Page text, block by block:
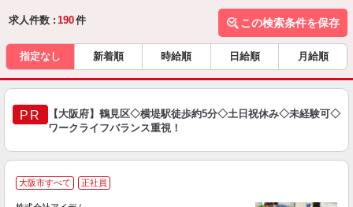
求人件数 : 190件 この検索条件を保存
指定なし 新着順 時給順 日給順 月給順
PR
【大阪府】鶴見区◇横堤駅徒歩約5分◇土日祝休み◇未経験可◇
ワークライフバランス重視！
大阪市すべて 正社員